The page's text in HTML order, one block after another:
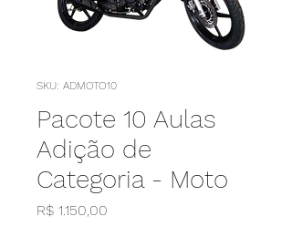
SKU: ADMOTO10
Pacote 10 Aulas
Adição de
Categoria - Moto
R$ 1.150,00